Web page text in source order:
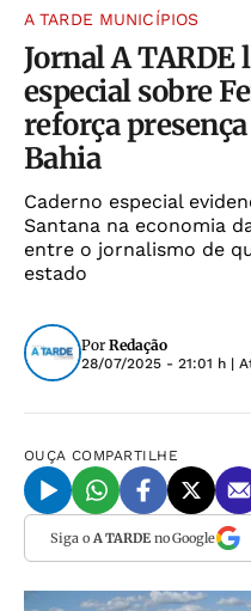
A TARDE MUNICÍPIOS
Jornal A TARDE
especial sobre
reforça
Bahia
Caderno especial
Santana na economia
entre o jornalismo de
estado
Por Redação
28/07/2025 - 21:01 h |
OUÇA COMPARTILHE
Siga o A TARDEno Google